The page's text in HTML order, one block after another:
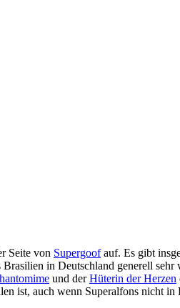
Seite von Supergoofauf. Es gibt
in Deutschland generell
und derHüterin der Herzen
ist, auch wenn Superalfons nicht